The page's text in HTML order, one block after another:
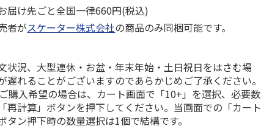
届け先ごと全国一律660円(税込)
者がスケーター株式会社の商品のみ同梱可能です。
状況、大型連休・お盆・年末年始・土日祝日をはさむ場
遅れることがございますのであらかじめご了承ください。
購入希望の場合は、カート画面で「10+」を選択、必要数
再計算」ボタンを押下してください。当画面での「カート
タン押下時の数量選択は1個で結構です。